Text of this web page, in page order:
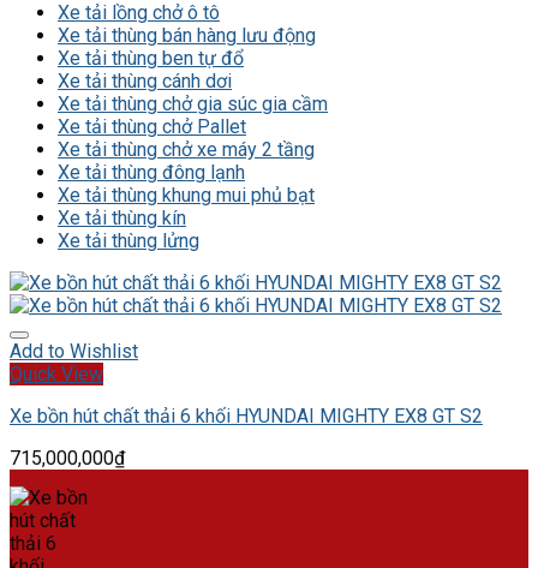
Xe tải lồng chở ô tô
Xe tải thùng bán hàng lưu động
Xe tải thùng ben tự đổ
Xe tải thùng cánh dơi
Xe tải thùng chở gia súc gia cầm
Xe tải thùng chở Pallet
Xe tải thùng chở xe máy 2 tầng
Xe tải thùng đông lạnh
Xe tải thùng khung mui phủ bạt
Xe tải thùng kín
Xe tải thùng lửng
Add to Wishlist
Quick View
Xe bồn hút chất thải 6 khối HYUNDAI MIGHTY EX8 GT S2
715,000,000₫